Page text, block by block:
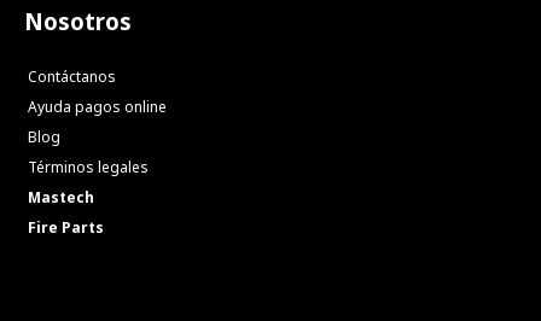
Nosotros
Contáctanos
Ayuda pagos online
Blog
Términos legales
Mastech
Fire Parts